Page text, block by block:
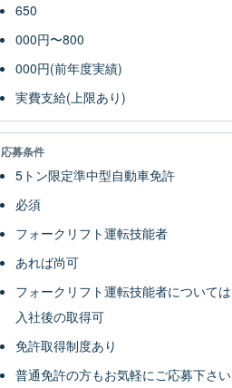
650
000円〜800
000円(前年度実績)
実費支給(上限あり)
応募条件
5トン限定準中型自動車免許
必須
フォークリフト運転技能者
あれば尚可
フォークリフト運転技能者については
入社後の取得可
免許取得制度あり
普通免許の方もお気軽にご応募下さい